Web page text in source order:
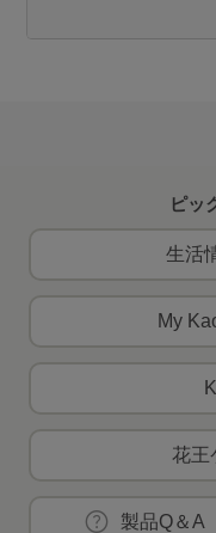
ピッ
生活
My
花王
製品Q＆A